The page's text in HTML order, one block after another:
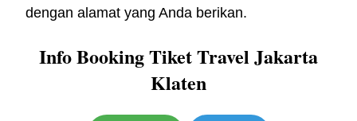
dengan alamat yang Anda berikan.
Info Booking Tiket Travel Jakarta
Klaten